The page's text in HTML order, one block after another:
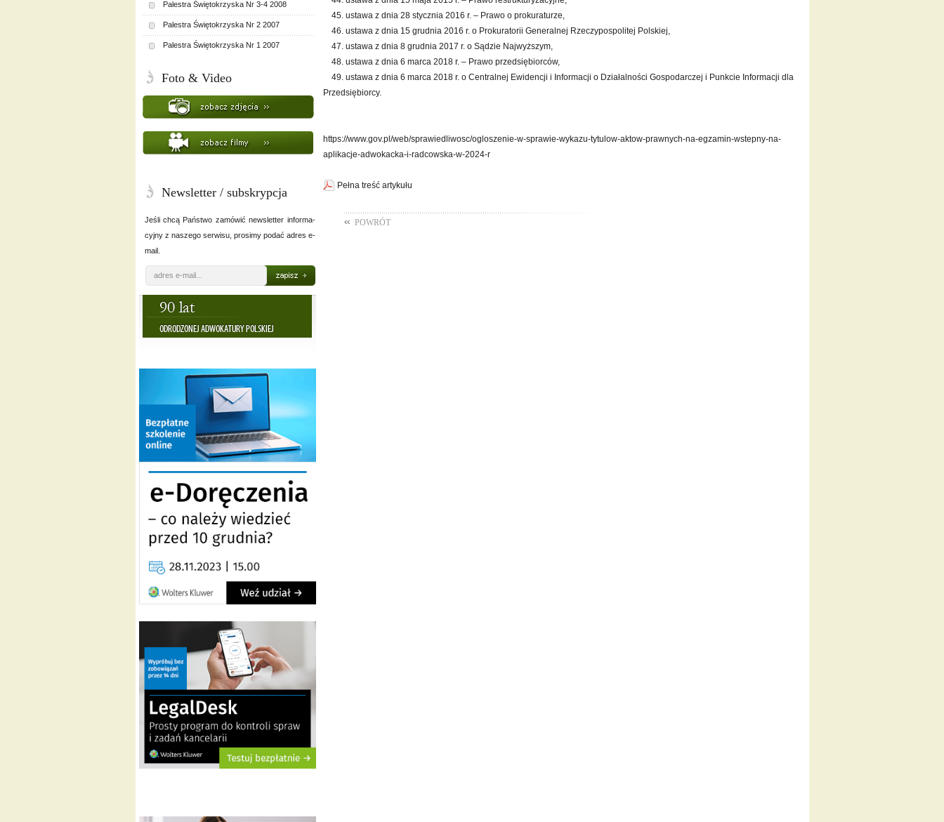
45. ustawa z dnia 28 stycznia 2016 r. – Prawo o prokuraturze,
46. ustawa z dnia 15 grudnia 2016 r. o Prokuratorii Generalnej Rzeczypospolitej Polskiej,
47. ustawa z dnia 8 grudnia 2017 r. o Sądzie Najwyższym,
48. ustawa z dnia 6 marca 2018 r. – Prawo przedsiębiorców,
49. ustawa z dnia 6 marca 2018 r. o Centralnej Ewidencji i Informacji o Działalności Gospodarczej i Punkcie Informacji dla
Przedsiębiorcy.
https://www.gov.pl/web/sprawiedliwosc/ogloszenie-w-sprawie-wykazu-tytulow-aktow-prawnych-na-egzamin-wstepny-na-
aplikacje-adwokacka-i-radcowska-w-2024-r
Pełna treść artykułu
POWRÓT
Palestra Świętokrzyska Nr 3-4 2008
Palestra Świętokrzyska Nr 2 2007
Palestra Świętokrzyska Nr 1 2007
Foto & Video
Newsletter / subskrypcja
Jeśli chcą Państwo zamówić newsletter informa-
cyjny z naszego serwisu, prosimy podać adres e-
mail.